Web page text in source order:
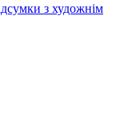
з художнім